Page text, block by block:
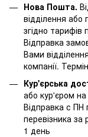
Нова Пошта.
відділення або
згідно тарифів
Відправка
Вами
компанії.
Кур'єрська
або кур'єром
Відправка с ПН
перевізника
1 день